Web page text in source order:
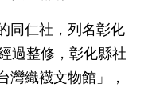
同仁社，列名彰化
過整修，彰化縣社
灣織襪文物館」，